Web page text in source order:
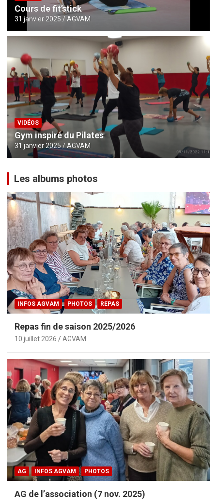
Cours de fit’stick
31 janvier 2025 AGVAM
VIDÉOS
Gym inspiré du Pilates
31 janvier 2025 AGVAM
Les albums photos
INFOS AGVAM PHOTOS REPAS
Repas fin de saison 2025/2026
10 juillet 2026 AGVAM
AG INFOS AGVAM PHOTOS
AG de l’association (7 nov. 2025)